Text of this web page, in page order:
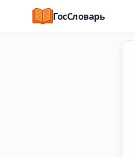
ГосСловарь